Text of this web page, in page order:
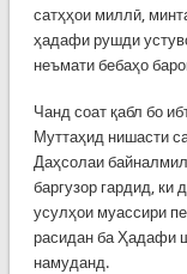
сатҳҳои миллӣ,
ҳадафи рушди
неъмати бебаҳо
Чанд соат қабл бо
Муттаҳид нишасти
Даҳсолаи
баргузор гардид, ки
усулҳои муассири
расидан ба Ҳадафи
намуданд.